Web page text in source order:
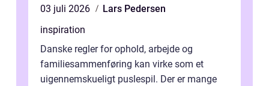
03 juli 2026
Lars Pedersen
inspiration
Danske regler for ophold, arbejde og
familiesammenføring kan virke som et
uigennemskueligt puslespil. Der er mange